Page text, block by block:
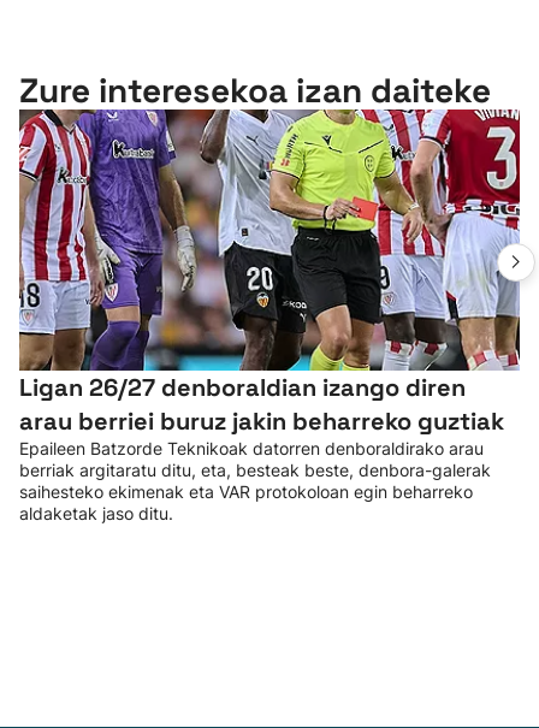
Zure interesekoa izan daiteke
Ligan 26/27 denboraldian izango diren
arau berriei buruz jakin beharreko guztiak
Epaileen Batzorde Teknikoak datorren denboraldirako arau
berriak argitaratu ditu, eta, besteak beste, denbora-galerak
saihesteko ekimenak eta VAR protokoloan egin beharreko
aldaketak jaso ditu.